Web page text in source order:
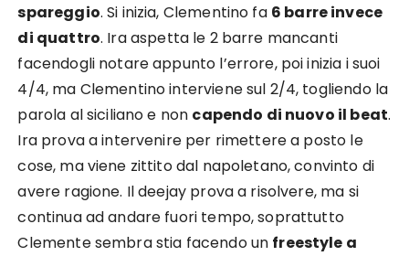
spareggio. Si inizia, Clementino fa 6 barre invece
di quattro. Ira aspetta le 2 barre mancanti
facendogli notare appunto l’errore, poi inizia i suoi
4/4, ma Clementino interviene sul 2/4, togliendo la
parola al siciliano e non capendo di nuovo il beat.
Ira prova a intervenire per rimettere a posto le
cose, ma viene zittito dal napoletano, convinto di
avere ragione. Il deejay prova a risolvere, ma si
continua ad andare fuori tempo, soprattutto
Clemente sembra stia facendo un freestyle a